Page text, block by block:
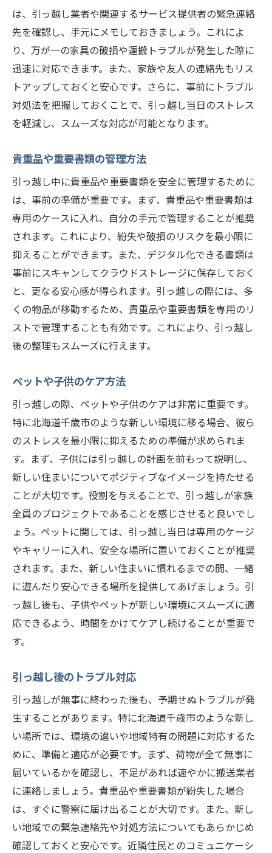
は、引っ越し業者や関連するサービス提供者の緊急連絡
先を確認し、手元にメモしておきましょう。これによ
り、万が一の家具の破損や運搬トラブルが発生した際に
迅速に対応できます。また、家族や友人の連絡先もリス
トアップしておくと安心です。さらに、事前にトラブル
対処法を把握しておくことで、引っ越し当日のストレス
を軽減し、スムーズな対応が可能となります。
貴重品や重要書類の管理方法
引っ越し中に貴重品や重要書類を安全に管理するために
は、事前の準備が重要です。まず、貴重品や重要書類は
専用のケースに入れ、自分の手元で管理することが推奨
されます。これにより、紛失や破損のリスクを最小限に
抑えることができます。また、デジタル化できる書類は
事前にスキャンしてクラウドストレージに保存しておく
と、更なる安心感が得られます。引っ越しの際には、多
くの物品が移動するため、貴重品や重要書類を専用のリ
ストで管理することも有効です。これにより、引っ越し
後の整理もスムーズに行えます。
ペットや子供のケア方法
引っ越しの際、ペットや子供のケアは非常に重要です。
特に北海道千歳市のような新しい環境に移る場合、彼ら
のストレスを最小限に抑えるための準備が求められま
す。まず、子供には引っ越しの計画を前もって説明し、
新しい住まいについてポジティブなイメージを持たせる
ことが大切です。役割を与えることで、引っ越しが家族
全員のプロジェクトであることを感じさせると良いでし
ょう。ペットに関しては、引っ越し当日は専用のケージ
やキャリーに入れ、安全な場所に置いておくことが推奨
されます。また、新しい住まいに慣れるまでの間、一緒
に遊んだり安心できる場所を提供してあげましょう。引
っ越し後も、子供やペットが新しい環境にスムーズに適
応できるよう、時間をかけてケアし続けることが重要で
す。
引っ越し後のトラブル対応
引っ越しが無事に終わった後も、予期せぬトラブルが発
生することがあります。特に北海道千歳市のような新し
い場所では、環境の違いや地域特有の問題に対応するた
めに、準備と適応が必要です。まず、荷物が全て無事に
届いているかを確認し、不足があれば速やかに搬送業者
に連絡しましょう。貴重品や重要書類が紛失した場合
は、すぐに警察に届け出ることが大切です。また、新し
い地域での緊急連絡先や対処方法についてもあらかじめ
確認しておくと安心です。近隣住民とのコミュニケーシ